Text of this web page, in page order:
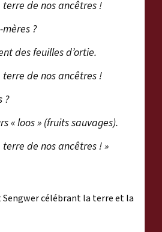
de nos ancêtres !
?
des feuilles d’ortie.
de nos ancêtres !
?
« loos » (fruits sauvages).
de nos ancêtres ! »
célébrant la terre et la